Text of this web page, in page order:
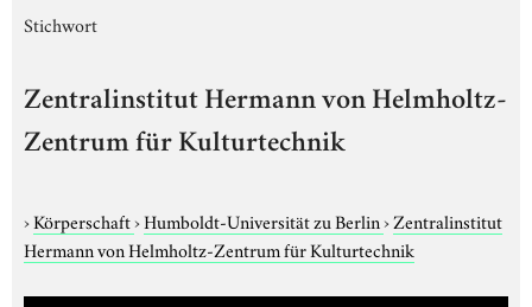
Stichwort
Zentralinstitut Hermann von Helmholtz-
Zentrum für Kulturtechnik
›Körperschaft›Humboldt-Universität zu Berlin›Zentralinstitut
Hermann von Helmholtz-Zentrum für Kulturtechnik